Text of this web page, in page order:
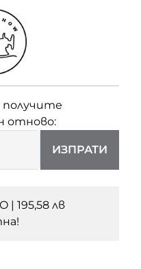
получите
отново:
ИЗПРАТИ
| 195,58 лв